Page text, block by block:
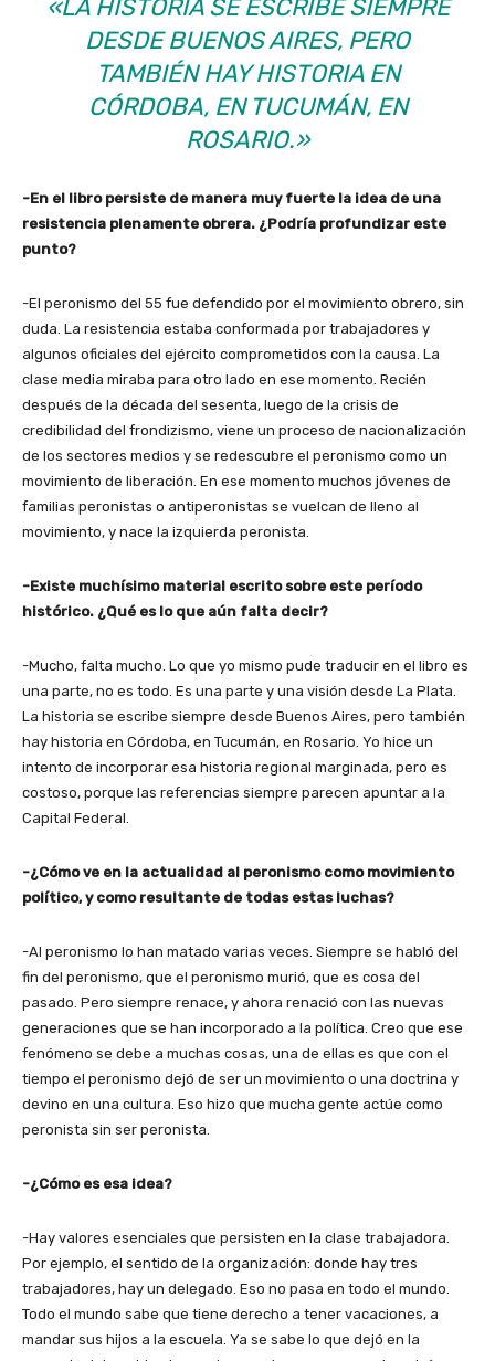
«LA HISTORIA SE ESCRIBE SIEMPRE
DESDE BUENOS AIRES, PERO
TAMBIÉN HAY HISTORIA EN
CÓRDOBA, EN TUCUMÁN, EN
ROSARIO.»
-En el libro persiste de manera muy fuerte la idea de una
resistencia plenamente obrera. ¿Podría profundizar este
punto?
-El peronismo del 55 fue defendido por el movimiento obrero, sin
duda. La resistencia estaba conformada por trabajadores y
algunos oficiales del ejército comprometidos con la causa. La
clase media miraba para otro lado en ese momento. Recién
después de la década del sesenta, luego de la crisis de
credibilidad del frondizismo, viene un proceso de nacionalización
de los sectores medios y se redescubre el peronismo como un
movimiento de liberación. En ese momento muchos jóvenes de
familias peronistas o antiperonistas se vuelcan de lleno al
movimiento, y nace la izquierda peronista.
-Existe muchísimo material escrito sobre este período
histórico. ¿Qué es lo que aún falta decir?
-Mucho, falta mucho. Lo que yo mismo pude traducir en el libro es
una parte, no es todo. Es una parte y una visión desde La Plata.
La historia se escribe siempre desde Buenos Aires, pero también
hay historia en Córdoba, en Tucumán, en Rosario. Yo hice un
intento de incorporar esa historia regional marginada, pero es
costoso, porque las referencias siempre parecen apuntar a la
Capital Federal.
-¿Cómo ve en la actualidad al peronismo como movimiento
político, y como resultante de todas estas luchas?
-Al peronismo lo han matado varias veces. Siempre se habló del
fin del peronismo, que el peronismo murió, que es cosa del
pasado. Pero siempre renace, y ahora renació con las nuevas
generaciones que se han incorporado a la política. Creo que ese
fenómeno se debe a muchas cosas, una de ellas es que con el
tiempo el peronismo dejó de ser un movimiento o una doctrina y
devino en una cultura. Eso hizo que mucha gente actúe como
peronista sin ser peronista.
-¿Cómo es esa idea?
-Hay valores esenciales que persisten en la clase trabajadora.
Por ejemplo, el sentido de la organización: donde hay tres
trabajadores, hay un delegado. Eso no pasa en todo el mundo.
Todo el mundo sabe que tiene derecho a tener vacaciones, a
mandar sus hijos a la escuela. Ya se sabe lo que dejó en la